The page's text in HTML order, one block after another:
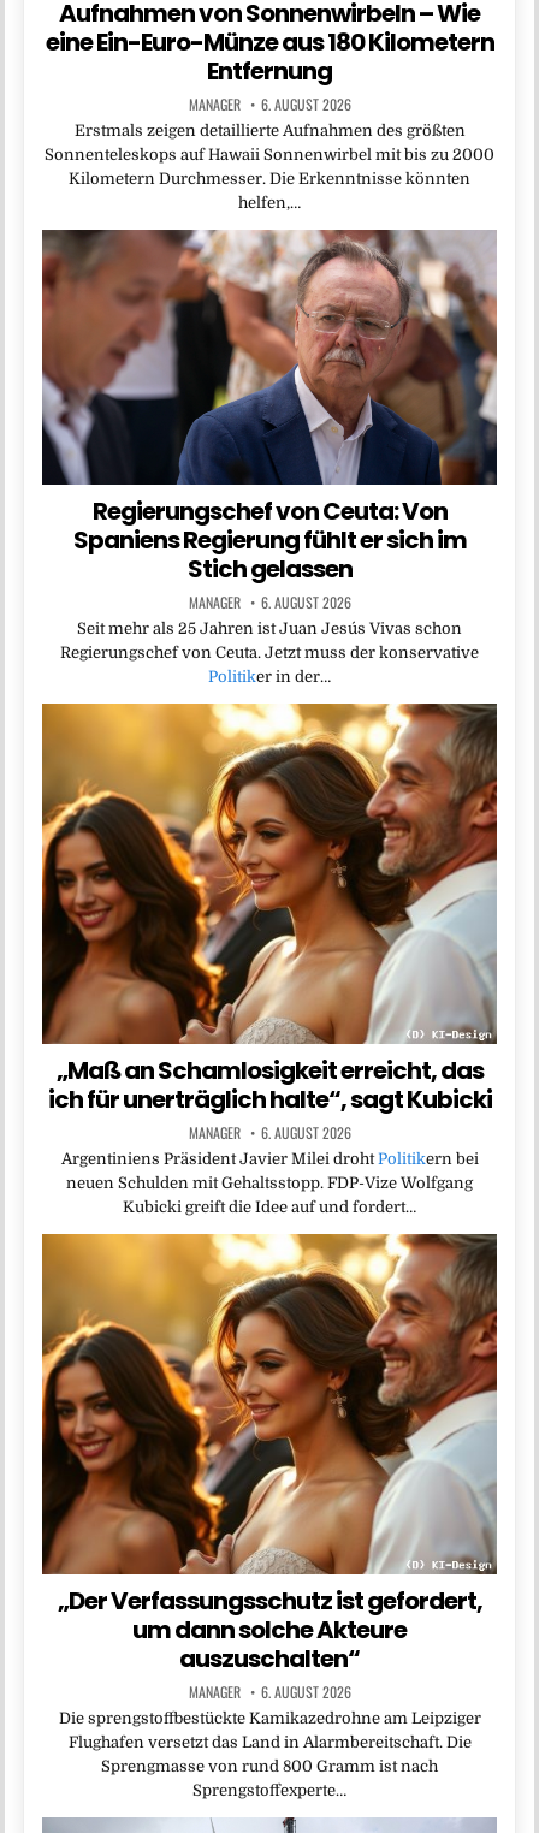
Aufnahmen von Sonnenwirbeln – Wie
eine Ein-Euro-Münze aus 180 Kilometern
Entfernung
MANAGER 6. AUGUST 2026
Erstmals zeigen detaillierte Aufnahmen des größten
Sonnenteleskops auf Hawaii Sonnenwirbel mit bis zu 2000
Kilometern Durchmesser. Die Erkenntnisse könnten
helfen,…
Regierungschef von Ceuta: Von
Spaniens Regierung fühlt er sich im
Stich gelassen
MANAGER 6. AUGUST 2026
Seit mehr als 25 Jahren ist Juan Jesús Vivas schon
Regierungschef von Ceuta. Jetzt muss der konservative
Politiker in der…
„Maß an Schamlosigkeit erreicht, das
ich für unerträglich halte“, sagt Kubicki
MANAGER 6. AUGUST 2026
Argentiniens Präsident Javier Milei drohtPolitikern bei
neuen Schulden mit Gehaltsstopp. FDP-Vize Wolfgang
Kubicki greift die Idee auf und fordert…
„Der Verfassungsschutz ist gefordert,
um dann solche Akteure
auszuschalten“
MANAGER 6. AUGUST 2026
Die sprengstoffbestückte Kamikazedrohne am Leipziger
Flughafen versetzt das Land in Alarmbereitschaft. Die
Sprengmasse von rund 800 Gramm ist nach
Sprengstoffexperte…